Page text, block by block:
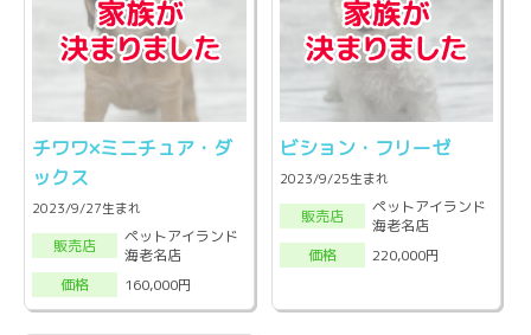
チワワ×ミニチュア・ダ
ックス
2023/9/27生まれ
販売店
ペットアイランド
海老名店
価格
160,000円
ビション・フリーゼ
2023/9/25生まれ
販売店
ペットアイランド
海老名店
価格
220,000円